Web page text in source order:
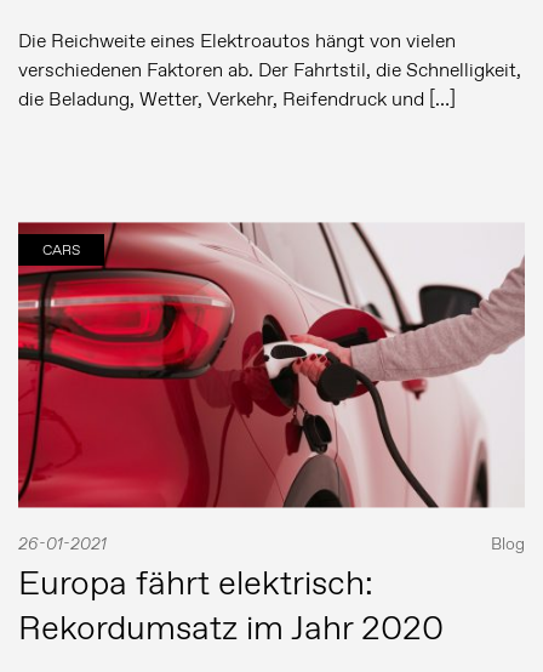
Die Reichweite eines Elektroautos hängt von vielen
verschiedenen Faktoren ab. Der Fahrtstil, die Schnelligkeit,
die Beladung, Wetter, Verkehr, Reifendruck und […]
CARS
26-01-2021 Blog
Europa fährt elektrisch:
Rekordumsatz im Jahr 2020